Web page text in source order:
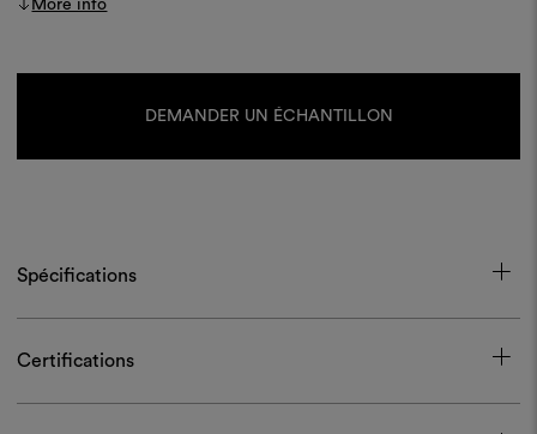
More info
DEMANDER UN ÉCHANTILLON
Spécifications
Certifications